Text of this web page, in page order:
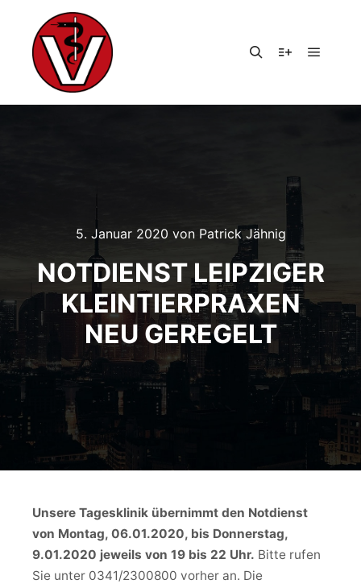
5. Januar 2020 von Patrick Jähnig
NOTDIENST LEIPZIGER
KLEINTIERPRAXEN
NEU GEREGELT
Unsere Tagesklinik übernimmt den Notdienst
von Montag, 06.01.2020, bis Donnerstag,
9.01.2020 jeweils von 19 bis 22 Uhr. Bitte rufen
Sie unter 0341/2300800 vorher an. Die